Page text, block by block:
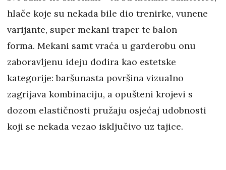
hlače koje su nekada bile dio trenirke, vunene
varijante, super mekani traper te balon
forma. Mekani samt vraća u garderobu onu
zaboravljenu ideju dodira kao estetske
kategorije: baršunasta površina vizualno
zagrijava kombinaciju, a opušteni krojevi s
dozom elastičnosti pružaju osjećaj udobnosti
koji se nekada vezao isključivo uz tajice.